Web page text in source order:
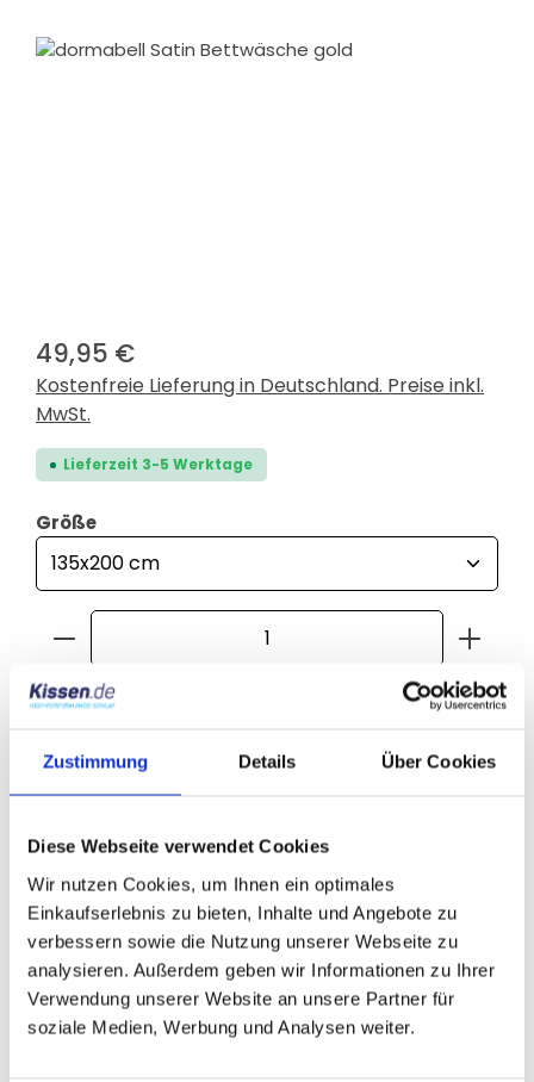
Zustimmung Details Über Cookies
Diese Webseite verwendet Cookies
Wir nutzen Cookies, um Ihnen ein optimales
Einkaufserlebnis zu bieten, Inhalte und Angebote zu
verbessern sowie die Nutzung unserer Webseite zu
analysieren. Außerdem geben wir Informationen zu Ihrer
Verwendung unserer Website an unsere Partner für
soziale Medien, Werbung und Analysen weiter.
Bildergalerie überspringen
49,95 €
Kostenfreie Lieferung in Deutschland. Preise inkl.
MwSt.
Lieferzeit 3-5 Werktage
Größeauswählen
Produkt Anzahl: Gib den gewünschten Wert
Beschreibung
Bei diesem Artikel handelt es sich nur um den
Bettbezug ohne Kissenbezug (Produktbild
abweichend). Sie möchten den farblich…Mehr
Produktsicherheit